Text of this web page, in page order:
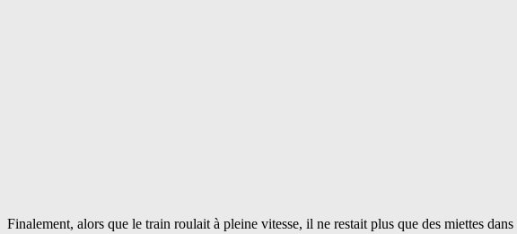
Finalement, alors que le train roulait à pleine vitesse, il ne restait plus que des miettes